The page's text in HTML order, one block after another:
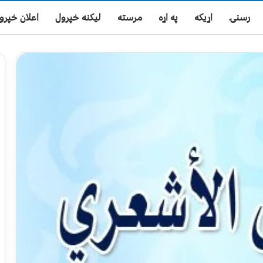
رسنۍ اړیکه په اړه مرسته لیکنه خپرول اعلان